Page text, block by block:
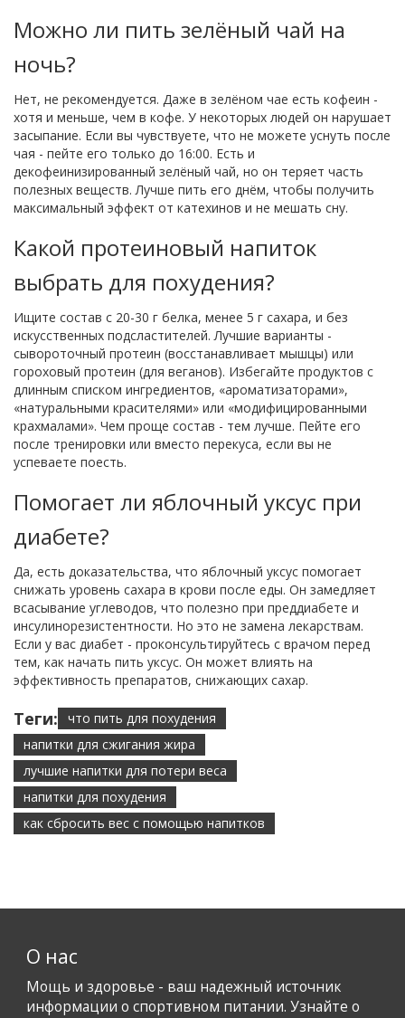
Можно ли пить зелёный чай на
ночь?
Нет, не рекомендуется. Даже в зелёном чае есть кофеин -
хотя и меньше, чем в кофе. У некоторых людей он нарушает
засыпание. Если вы чувствуете, что не можете уснуть после
чая - пейте его только до 16:00. Есть и
декофеинизированный зелёный чай, но он теряет часть
полезных веществ. Лучше пить его днём, чтобы получить
максимальный эффект от катехинов и не мешать сну.
Какой протеиновый напиток
выбрать для похудения?
Ищите состав с 20-30 г белка, менее 5 г сахара, и без
искусственных подсластителей. Лучшие варианты -
сывороточный протеин (восстанавливает мышцы) или
гороховый протеин (для веганов). Избегайте продуктов с
длинным списком ингредиентов, «ароматизаторами»,
«натуральными красителями» или «модифицированными
крахмалами». Чем проще состав - тем лучше. Пейте его
после тренировки или вместо перекуса, если вы не
успеваете поесть.
Помогает ли яблочный уксус при
диабете?
Да, есть доказательства, что яблочный уксус помогает
снижать уровень сахара в крови после еды. Он замедляет
всасывание углеводов, что полезно при преддиабете и
инсулинорезистентности. Но это не замена лекарствам.
Если у вас диабет - проконсультируйтесь с врачом перед
тем, как начать пить уксус. Он может влиять на
эффективность препаратов, снижающих сахар.
Теги:
что пить для похудения
напитки для сжигания жира
лучшие напитки для потери веса
напитки для похудения
как сбросить вес с помощью напитков
О нас
Мощь и здоровье - ваш надежный источник
информации о спортивном питании. Узнайте о